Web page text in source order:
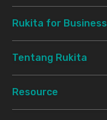
Rukita for Business
Tentang Rukita
Resource